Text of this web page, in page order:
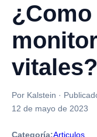
vitales?
Por Kalstein ·
12 de mayo de 2023
Categoría:Articulos